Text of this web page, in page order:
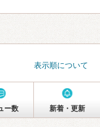
表示順について
ー数 新着・更新